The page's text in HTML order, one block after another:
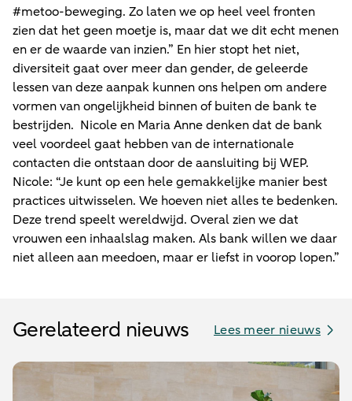
#metoo-beweging. Zo laten we op heel veel fronten
zien dat het geen moetje is, maar dat we dit echt menen
en er de waarde van inzien.” En hier stopt het niet,
diversiteit gaat over meer dan gender, de geleerde
lessen van deze aanpak kunnen ons helpen om andere
vormen van ongelijkheid binnen of buiten de bank te
bestrijden. Nicole en Maria Anne denken dat de bank
veel voordeel gaat hebben van de internationale
contacten die ontstaan door de aansluiting bij WEP.
Nicole: “Je kunt op een hele gemakkelijke manier best
practices uitwisselen. We hoeven niet alles te bedenken.
Deze trend speelt wereldwijd. Overal zien we dat
vrouwen een inhaalslag maken. Als bank willen we daar
niet alleen aan meedoen, maar er liefst in voorop lopen.”
Gerelateerd nieuws Lees meer nieuws